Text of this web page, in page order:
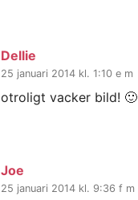
Dellie
25 januari 2014 kl. 1:10 e m
otroligt vacker bild! 🙂
Joe
25 januari 2014 kl. 9:36 f m